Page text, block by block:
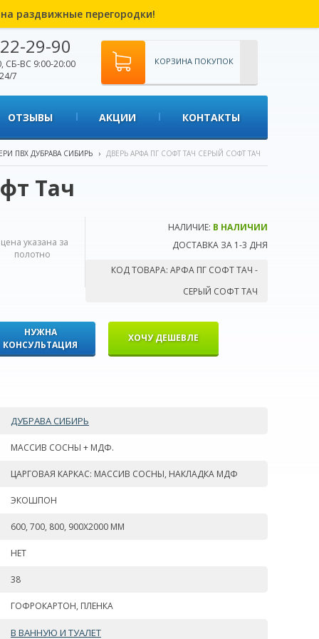
раздвижные перегородки!
29-90
СБ-ВС 9:00-20:00
7
КОРЗИНА ПОКУПОК
ОТЗЫВЫ АКЦИИ КОНТАКТЫ
ПВХ ДУБРАВА СИБИРЬ › ДВЕРЬ АРФА ПГ СОФТ ТАЧ СЕРЫЙ СОФТ ТАЧ
Тач
НАЛИЧИЕ: В НАЛИЧИИ
ДОСТАВКА ЗА 1-3 ДНЯ
КОД ТОВАРА: АРФА ПГ СОФТ ТАЧ -
СЕРЫЙ СОФТ ТАЧ
указана за
полотно
НУЖНА
КОНСУЛЬТАЦИЯ
ХОЧУ ДЕШЕВЛЕ
ДУБРАВА СИБИРЬ
МАССИВ СОСНЫ + МДФ.
ЦАРГОВАЯ КАРКАС: МАССИВ СОСНЫ, НАКЛАДКА МДФ
ЭКОШПОН
600, 700, 800, 900Х2000 ММ
НЕТ
38
ГОФРОКАРТОН, ПЛЕНКА
В ВАННУЮ И ТУАЛЕТ